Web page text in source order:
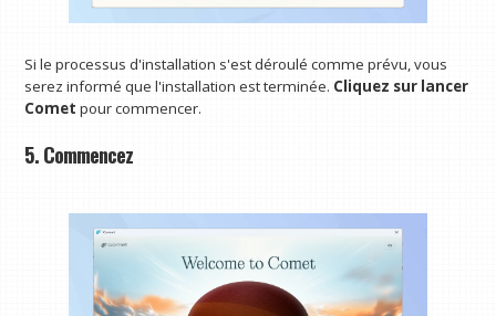
Si le processus d'installation s'est déroulé comme prévu, vous
serez informé que l'installation est terminée. Cliquez sur lancer
Comet pour commencer.
5. Commencez